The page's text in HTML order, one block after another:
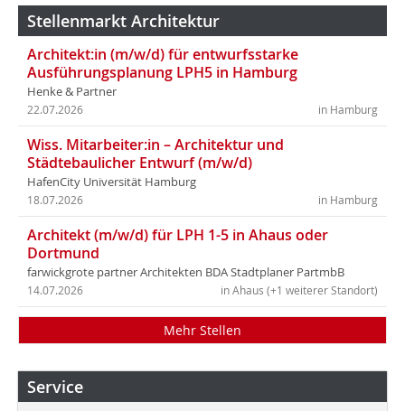
Stellenmarkt Architektur
Architekt:in (m/w/d) für entwurfsstarke
Ausführungsplanung LPH5 in Hamburg
Henke & Partner
in Hamburg
22.07.2026
Wiss. Mitarbeiter:in – Architektur und
Städtebaulicher Entwurf (m/w/d)
HafenCity Universität Hamburg
in Hamburg
18.07.2026
Architekt (m/w/d) für LPH 1-5 in Ahaus oder
Dortmund
farwickgrote partner Architekten BDA Stadtplaner PartmbB
in Ahaus (+1 weiterer Standort)
14.07.2026
Mehr Stellen
Service